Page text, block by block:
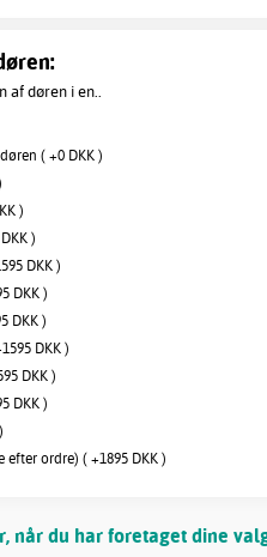
af døren i en..
( +0 DKK )
)
)
DKK )
DKK )
DKK )
DKK )
DKK )
DKK )
ordre) ( +1895 DKK )
når du har foretaget dine